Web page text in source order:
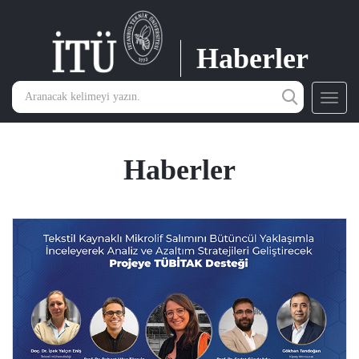
Haberler
Haberler